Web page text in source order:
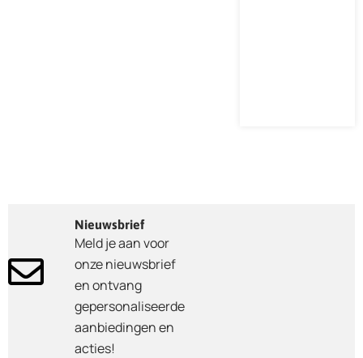
Nieuwsbrief
Meld je aan voor
onze nieuwsbrief
en ontvang
gepersonaliseerde
aanbiedingen en
acties!